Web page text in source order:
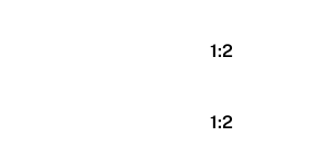
1:2
1:2